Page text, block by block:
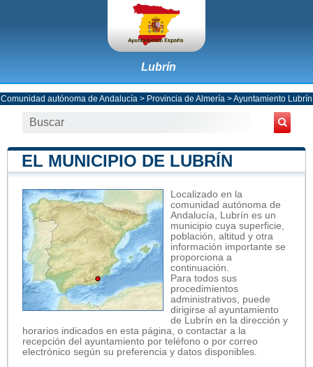
Lubrín
Comunidad autónoma de Andalucía > Provincia de Almería >Ayuntamiento Lubrín
EL MUNICIPIO DE LUBRÍN
Localizado en la
comunidad autónoma de
Andalucía, Lubrín es un
municipio cuya superficie,
población, altitud y otra
información importante se
proporciona a
continuación.
Para todos sus
procedimientos
administrativos, puede
dirigirse al ayuntamiento
de Lubrín en la dirección y
horarios indicados en esta página, o contactar a la
recepción del ayuntamiento por teléfono o por correo
electrónico según su preferencia y datos disponibles.